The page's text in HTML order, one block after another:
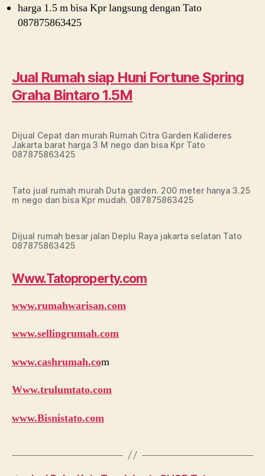
harga 1.5 m bisa Kpr langsung dengan Tato
087875863425
Jual Rumah siap Huni Fortune Spring
Graha Bintaro 1.5M
Dijual Cepat dan murah Rumah Citra Garden Kalideres
Jakarta barat harga 3 M nego dan bisa Kpr Tato
087875863425
Tato jual rumah murah Duta garden. 200 meter hanya 3.25
m nego dan bisa Kpr mudah. 087875863425
Dijual rumah besar jalan Deplu Raya jakarta selatan Tato
087875863425
Www.Tatoproperty.com
www.rumahwarisan.com
www.sellingrumah.com
www.cashrumah.com
Www.trulumtato.com
www.Bisnistato.com